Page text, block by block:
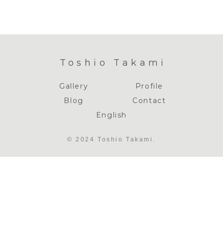
Toshio Takami
Gallery
Profile
Blog
Contact
English
© 2024 Toshio Takami.